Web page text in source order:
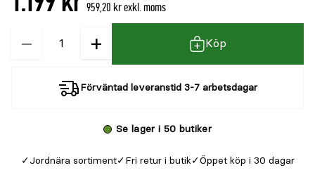
959,20 kr exkl. moms
−
Kvantitet + Köp
Förväntad leveranstid 3-7 arbetsdagar
Se lager i 50 butiker
Jordnära sortiment Fri retur i butik Öppet köp i 30 dagar